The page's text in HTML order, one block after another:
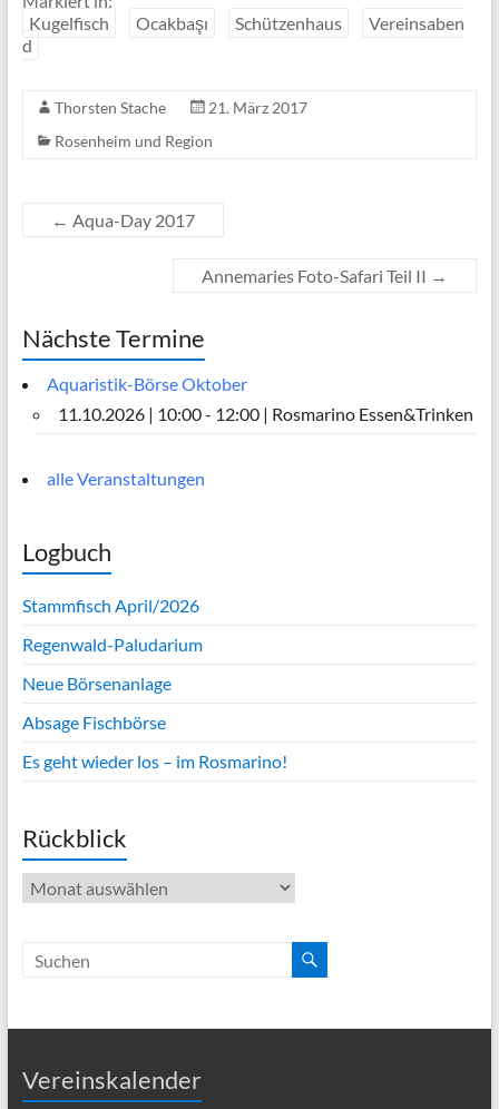
Kugelfisch
Ocakbaşı Schützenhaus
Vereinsaben
d
Thorsten Stache
21. März 2017
Rosenheim und Region
← Aqua-Day 2017
Annemaries Foto-Safari Teil II →
Nächste Termine
Aquaristik-Börse Oktober
11.10.2026 | 10:00 - 12:00 | Rosmarino Essen&Trinken
alle Veranstaltungen
Logbuch
Stammfisch April/2026
Regenwald-Paludarium
Neue Börsenanlage
Absage Fischbörse
Es geht wieder los – im Rosmarino!
Rückblick
Rückblick
Vereinskalender